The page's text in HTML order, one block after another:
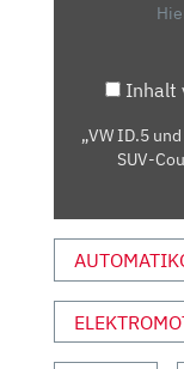
VW
AUTO
MOTOR
Inhalt
„VW ID.5
SUV-